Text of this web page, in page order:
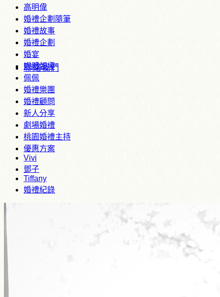
聯絡我們
高明偉
婚禮企劃隨筆
婚禮故事
婚禮企劃
婚宴
媒體報導
佩佩
婚禮樂團
婚禮顧問
新人分享
劇場婚禮
桃園婚禮主持
優惠方案
Vivi
鄧子
Tiffany
婚禮紀錄